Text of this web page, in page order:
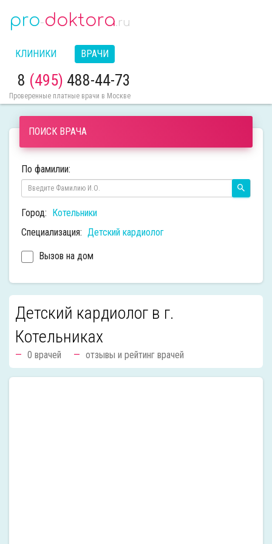
pro-doktora.ru
КЛИНИКИ ВРАЧИ
8 (495) 488-44-73
Проверенные платные врачи в Москве
ПОИСК ВРАЧА
По фамилии:
Город: Котельники
Специализация: Детский кардиолог
Вызов на дом
Детский кардиолог в г.
Котельниках
0 врачей отзывы и рейтинг врачей